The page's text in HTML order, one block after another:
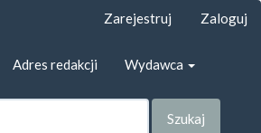
Zarejestruj Zaloguj
Adres redakcji Wydawca
Szukaj